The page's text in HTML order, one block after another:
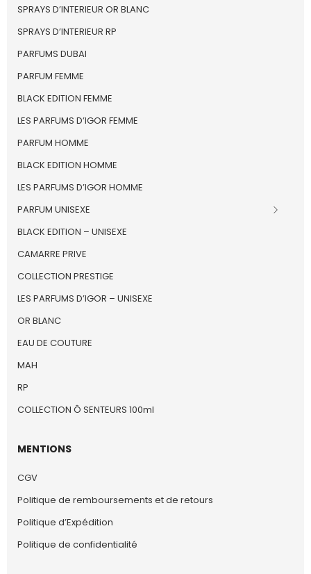
SPRAYS D’INTERIEUR OR BLANC
SPRAYS D’INTERIEUR RP
PARFUMS DUBAI
PARFUM FEMME
BLACK EDITION FEMME
LES PARFUMS D’IGOR FEMME
PARFUM HOMME
BLACK EDITION HOMME
LES PARFUMS D’IGOR HOMME
PARFUM UNISEXE
BLACK EDITION – UNISEXE
CAMARRE PRIVE
COLLECTION PRESTIGE
LES PARFUMS D’IGOR – UNISEXE
OR BLANC
EAU DE COUTURE
MAH
RP
COLLECTION Ô SENTEURS 100ml
MENTIONS
CGV
Politique de remboursements et de retours
Politique d’Expédition
Politique de confidentialité